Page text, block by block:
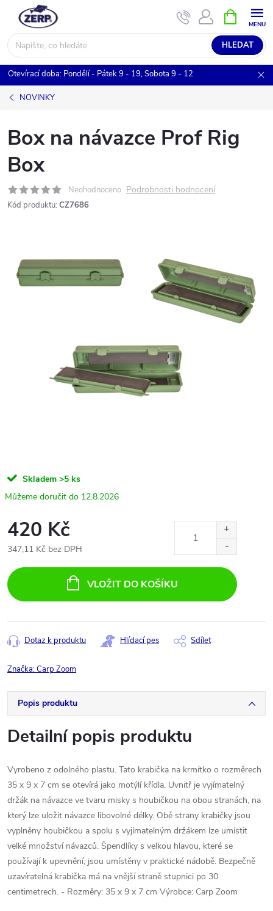
obsah
HLEDAT
NÁKUPNÍ
KOŠÍK
Otevírací doba: Pondělí - Pátek 9 - 19, Sobota 9 - 12
NOVINKY
Box na návazce Prof Rig
Box
Neohodnoceno Podrobnosti hodnocení
Kód produktu: CZ7686
Skladem >5 ks
12.8.2026
420 Kč
347,11 Kč bez DPH
cena:
VLOŽIT DO KOŠÍKU
Dotaz k produktu Hlídací pes Sdílet
Značka:Carp Zoom
Popis produktu
Detailní popis produktu
Vyrobeno z odolného plastu. Tato krabička na krmítko o rozměrech
35 x 9 x 7 cm se otevírá jako motýlí křídla. Uvnitř je vyjímatelný
držák na návazce ve tvaru misky s houbičkou na obou stranách, na
který lze uložit návazce libovolné délky. Obě strany krabičky jsou
vyplněny houbičkou a spolu s vyjímatelným držákem lze umístit
velké množství návazců. Špendlíky s velkou hlavou, které se
používají k upevnění, jsou umístěny v praktické nádobě. Bezpečně
uzavíratelná krabička má na vnější straně stupnici po 30
centimetrech. - Rozměry: 35 x 9 x 7 cm Výrobce: Carp Zoom